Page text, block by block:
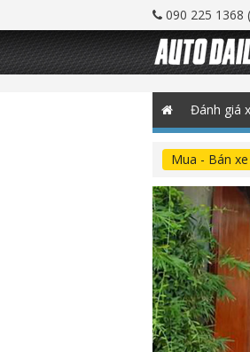
090 225 1368
Đánh giá
Mua - Bán